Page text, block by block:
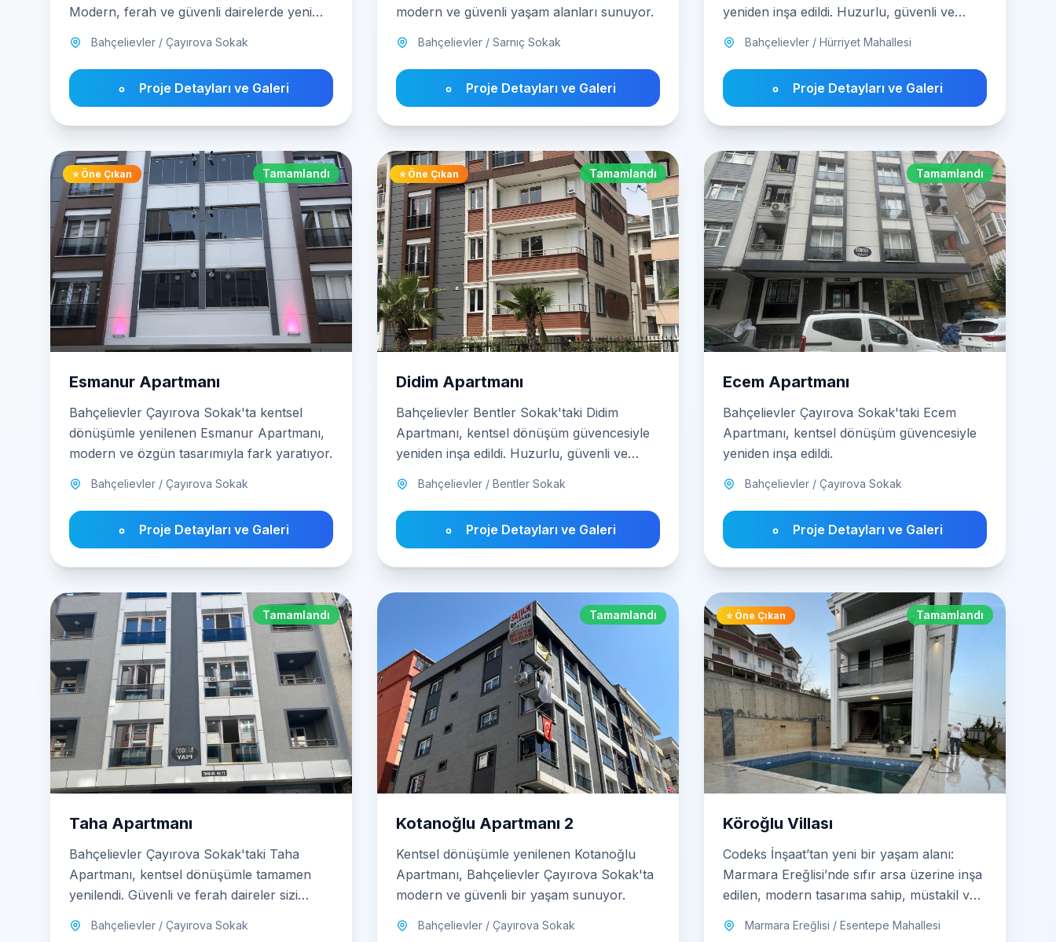
Modern, ferah ve güvenli dairelerde yeni
Bahçelievler / Çayırova Sokak
Proje Detayları ve Galeri
modern ve güvenli yaşam alanları sunuyor.
Bahçelievler / Sarnıç Sokak
Proje Detayları ve Galeri
yeniden inşa edildi. Huzurlu, güvenli ve
Bahçelievler / Hürriyet Mahallesi
Proje Detayları ve Galeri
Tamamlandı
⭐ Öne Çıkan
Esmanur Apartmanı
Bahçelievler Çayırova Sokak'ta kentsel
dönüşümle yenilenen Esmanur Apartmanı,
modern ve özgün tasarımıyla fark yaratıyor.
Bahçelievler / Çayırova Sokak
Proje Detayları ve Galeri
Tamamlandı
⭐ Öne Çıkan
Didim Apartmanı
Bahçelievler Bentler Sokak'taki Didim
Apartmanı, kentsel dönüşüm güvencesiyle
yeniden inşa edildi. Huzurlu, güvenli ve
Bahçelievler / Bentler Sokak
Proje Detayları ve Galeri
Tamamlandı
Ecem Apartmanı
Bahçelievler Çayırova Sokak'taki Ecem
Apartmanı, kentsel dönüşüm güvencesiyle
yeniden inşa edildi.
Bahçelievler / Çayırova Sokak
Proje Detayları ve Galeri
Tamamlandı
Taha Apartmanı
Bahçelievler Çayırova Sokak'taki Taha
Apartmanı, kentsel dönüşümle tamamen
yenilendi. Güvenli ve ferah daireler sizi
Bahçelievler / Çayırova Sokak
Tamamlandı
Kotanoğlu Apartmanı 2
Kentsel dönüşümle yenilenen Kotanoğlu
Apartmanı, Bahçelievler Çayırova Sokak'ta
modern ve güvenli bir yaşam sunuyor.
Bahçelievler / Çayırova Sokak
Tamamlandı
⭐ Öne Çıkan
Köroğlu Villası
Codeks İnşaat’tan yeni bir yaşam alanı:
Marmara Ereğlisi’nde sıfır arsa üzerine inşa
edilen, modern tasarıma sahip, müstakil ve
Marmara Ereğlisi / Esentepe Mahallesi